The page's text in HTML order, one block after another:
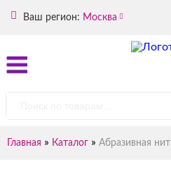
Ваш регион: Москва
Главная » Каталог » Абразивная